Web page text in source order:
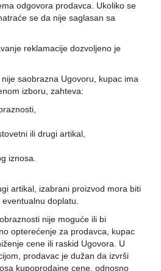
odgovora prodavca. Ukoliko se
se da nije saglasan sa
reklamacije dozvoljeno je
saobrazna Ugovoru, kupac ima
izboru, zahteva:
ili drugi artikal,
iznosa.
artikal, izabrani proizvod mora biti
doplatu.
nije moguće ili bi
opterećenje za prodavca, kupac
cene ili raskid Ugovora. U
prodavac je dužan da izvrši
kupoprodajne cene, odnosno